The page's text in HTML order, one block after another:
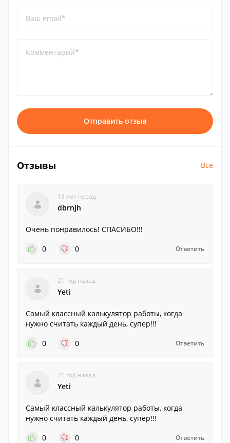
Ваш email*
Комментарий*
Отправить отзыв
Отзывы Все
18 лет назад
dbrnjh
Очень понравилось! СПАСИБО!!!
0
0 Ответить
21 год назад
Yeti
Самый классный калькулятор работы, когда
нужно считать каждый день, супер!!!
0
0 Ответить
21 год назад
Yeti
Самый классный калькулятор работы, когда
нужно считать каждый день, супер!!!
0
0 Ответить